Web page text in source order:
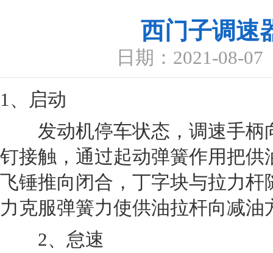
西门子调速
日期：2021-08-07
1、启动
发动机停车状态，调速手柄
钉接触，通过起动弹簧作用把
飞锤推向闭合，丁字块与拉力
力克服弹簧力使供油拉杆向减
2、怠速